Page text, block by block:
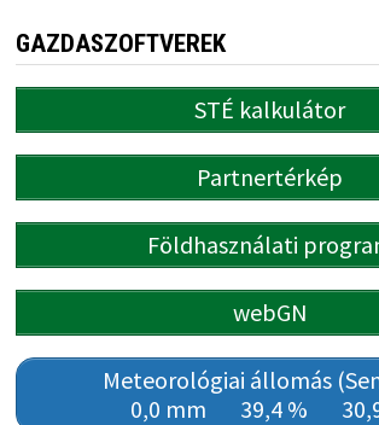
GAZDASZOFTVEREK
STÉ kalkulátor
Partnertérkép
Földhasználati
webGN
Meteorológiai állomás
0,0 mm
39,4 %